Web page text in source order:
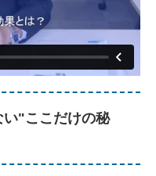
い"ここだけの秘